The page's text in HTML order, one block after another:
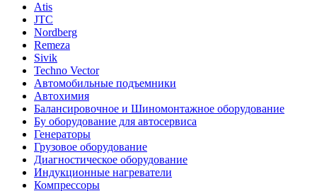
Atis
JTC
Nordberg
Remeza
Sivik
Techno Vector
Автомобильные подъемники
Автохимия
Балансировочное и Шиномонтажное оборудование
Бу оборудование для автосервиса
Генераторы
Грузовое оборудование
Диагностическое оборудование
Индукционные нагреватели
Компрессоры